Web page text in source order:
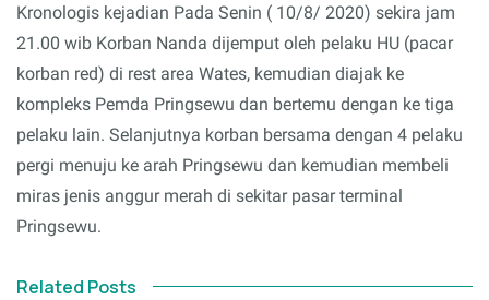
Kronologis kejadian Pada Senin ( 10/8/ 2020) sekira jam
21.00 wib Korban Nanda dijemput oleh pelaku HU (pacar
korban red) di rest area Wates, kemudian diajak ke
kompleks Pemda Pringsewu dan bertemu dengan ke tiga
pelaku lain. Selanjutnya korban bersama dengan 4 pelaku
pergi menuju ke arah Pringsewu dan kemudian membeli
miras jenis anggur merah di sekitar pasar terminal
Pringsewu.
Related Posts